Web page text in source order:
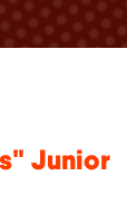
Junior